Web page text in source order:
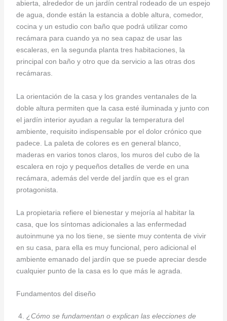
abierta, alrededor de un jardín central rodeado de un espejo
de agua, donde están la estancia a doble altura, comedor,
cocina y un estudio con baño que podrá utilizar como
recámara para cuando ya no sea capaz de usar las
escaleras, en la segunda planta tres habitaciones, la
principal con baño y otro que da servicio a las otras dos
recámaras.
La orientación de la casa y los grandes ventanales de la
doble altura permiten que la casa esté iluminada y junto con
el jardín interior ayudan a regular la temperatura del
ambiente, requisito indispensable por el dolor crónico que
padece. La paleta de colores es en general blanco,
maderas en varios tonos claros, los muros del cubo de la
escalera en rojo y pequeños detalles de verde en una
recámara, además del verde del jardín que es el gran
protagonista.
La propietaria refiere el bienestar y mejoría al habitar la
casa, que los síntomas adicionales a las enfermedad
autoinmune ya no los tiene, se siente muy contenta de vivir
en su casa, para ella es muy funcional, pero adicional el
ambiente emanado del jardín que se puede apreciar desde
cualquier punto de la casa es lo que más le agrada.
Fundamentos del diseño
¿Cómo se fundamentan o explican las elecciones de